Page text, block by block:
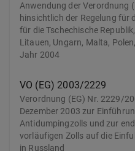
Anwendung der Verordnung
hinsichtlich der Regelung für
für die Tschechische
Litauen, Ungarn, Malta,
Jahr 2004
VO (EG) 2003/2229
Verordnung (EG) Nr. 2229/
Dezember 2003 zur
Antidumpingzolls und zur
vorläufigen Zolls auf die
in Russland